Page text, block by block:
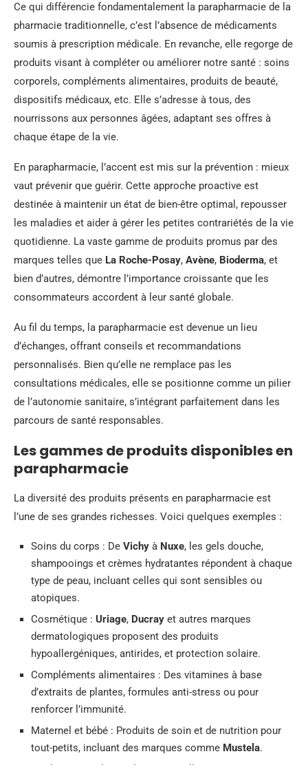
Ce qui différencie fondamentalement la parapharmacie de la
pharmacie traditionnelle, c’est l’absence de médicaments
soumis à prescription médicale. En revanche, elle regorge de
produits visant à compléter ou améliorer notre santé : soins
corporels, compléments alimentaires, produits de beauté,
dispositifs médicaux, etc. Elle s’adresse à tous, des
nourrissons aux personnes âgées, adaptant ses offres à
chaque étape de la vie.
En parapharmacie, l’accent est mis sur la prévention : mieux
vaut prévenir que guérir. Cette approche proactive est
destinée à maintenir un état de bien-être optimal, repousser
les maladies et aider à gérer les petites contrariétés de la vie
quotidienne. La vaste gamme de produits promus par des
marques telles que La Roche-Posay, Avène, Bioderma, et
bien d’autres, démontre l’importance croissante que les
consommateurs accordent à leur santé globale.
Au fil du temps, la parapharmacie est devenue un lieu
d’échanges, offrant conseils et recommandations
personnalisés. Bien qu’elle ne remplace pas les
consultations médicales, elle se positionne comme un pilier
de l’autonomie sanitaire, s’intégrant parfaitement dans les
parcours de santé responsables.
Les gammes de produits disponibles en
parapharmacie
La diversité des produits présents en parapharmacie est
l’une de ses grandes richesses. Voici quelques exemples :
Soins du corps : De Vichy à Nuxe, les gels douche,
shampooings et crèmes hydratantes répondent à chaque
type de peau, incluant celles qui sont sensibles ou
atopiques.
Cosmétique : Uriage, Ducray et autres marques
dermatologiques proposent des produits
hypoallergéniques, antirides, et protection solaire.
Compléments alimentaires : Des vitamines à base
d’extraits de plantes, formules anti-stress ou pour
renforcer l’immunité.
Maternel et bébé : Produits de soin et de nutrition pour
tout-petits, incluant des marques comme Mustela.